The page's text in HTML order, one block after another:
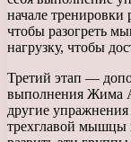
начале тренировки
чтобы разогреть
нагрузку, чтобы
Третий этап —
выполнения Жима
другие
трехглавой мышцы